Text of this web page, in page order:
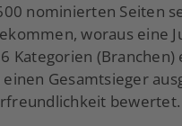
nominierten Seiten
woraus eine
Kategorien (Branchen)
Gesamtsieger
bewertet.